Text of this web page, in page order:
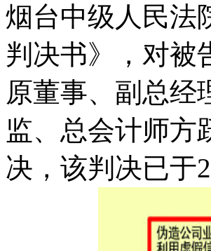
烟台中级人民法
判决书》，对被
原董事、副总经
监、总会计师方
决，该判决已于